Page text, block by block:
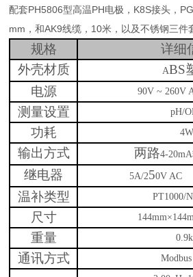
配套PH5806型高温PH电极，K8S接头，
mm，和AK9线缆，10米，以及不锈钢三件
规格
详细
外壳材质
ABS
电源
90V ~ 260V
测量设置 pH/
功耗 4W
输出方式 两路4-20mA
继电器 5A/250V AC
温补类型 PT1000/
尺寸 144mm×
重量
通讯方式